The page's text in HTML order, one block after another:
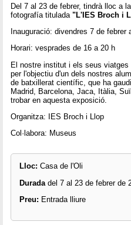
Del 7 al 23 de febrer, tindrà lloc a
fotografía titulada"L'IES Broch i
Inauguració: divendres 7 de
Horari: vesprades de 16 a 20 h
El nostre institut i els seus
per l'objectiu d'un dels nostres
de batxillerat científic, que ha
Madrid, Barcelona, Jaca, Itàlia,
trobar en aquesta exposició.
Organitza: IES Broch i Llop
Col·labora: Museus
Lloc: Casa de l'Oli
Durada del 7 al 23 de febrer de
Preu: Entrada lliure